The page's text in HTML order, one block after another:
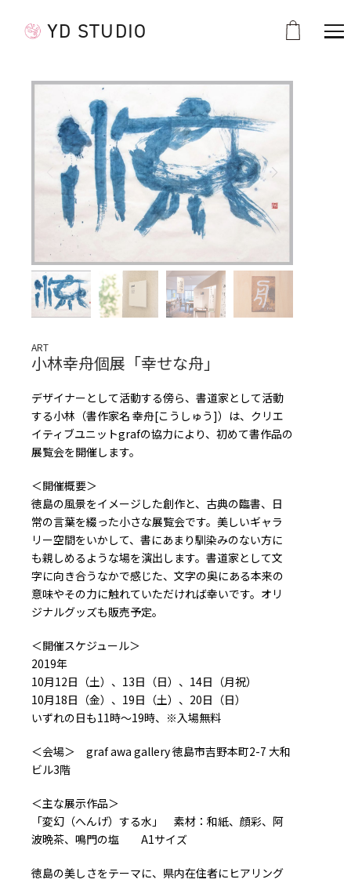
YD STUDIO
ART
小林幸舟個展「幸せな舟」
デザイナーとして活動する傍ら、書道家として活動
する小林（書作家名 幸舟[こうしゅう]）は、クリエ
イティブユニットgrafの協力により、初めて書作品の
展覧会を開催します。
＜開催概要＞
徳島の風景をイメージした創作と、古典の臨書、日
常の言葉を綴った小さな展覧会です。美しいギャラ
リー空間をいかして、書にあまり馴染みのない方に
も親しめるような場を演出します。書道家として文
字に向き合うなかで感じた、文字の奥にある本来の
意味やその力に触れていただければ幸いです。オリ
ジナルグッズも販売予定。
＜開催スケジュール＞
2019年
10月12日（土）、13日（日）、14日（月祝）
10月18日（金）、19日（土）、20日（日）
いずれの日も11時～19時、※入場無料
＜会場＞ graf awa gallery 徳島市吉野本町2-7 大和
ビル3階
＜主な展示作品＞
「変幻（へんげ）する水」 素材：和紙、顔彩、阿
波晩茶、鳴門の塩 A1サイズ
徳島の美しさをテーマに、県内在住者にヒアリング